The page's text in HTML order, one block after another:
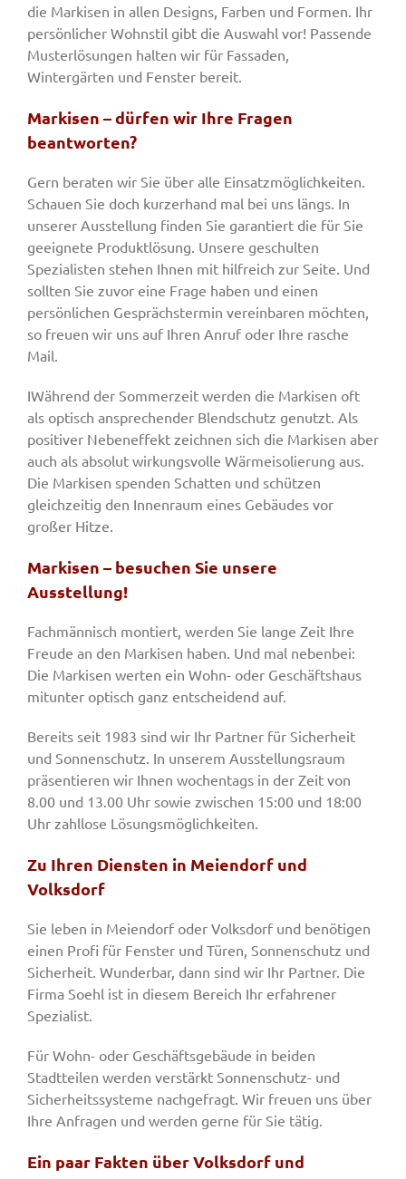
die Markisen in allen Designs, Farben und Formen. Ihr
persönlicher Wohnstil gibt die Auswahl vor! Passende
Musterlösungen halten wir für Fassaden,
Wintergärten und Fenster bereit.
Markisen – dürfen wir Ihre Fragen
beantworten?
Gern beraten wir Sie über alle Einsatzmöglichkeiten.
Schauen Sie doch kurzerhand mal bei uns längs. In
unserer Ausstellung finden Sie garantiert die für Sie
geeignete Produktlösung. Unsere geschulten
Spezialisten stehen Ihnen mit hilfreich zur Seite. Und
sollten Sie zuvor eine Frage haben und einen
persönlichen Gesprächstermin vereinbaren möchten,
so freuen wir uns auf Ihren Anruf oder Ihre rasche
Mail.
IWährend der Sommerzeit werden die Markisen oft
als optisch ansprechender Blendschutz genutzt. Als
positiver Nebeneffekt zeichnen sich die Markisen aber
auch als absolut wirkungsvolle Wärmeisolierung aus.
Die Markisen spenden Schatten und schützen
gleichzeitig den Innenraum eines Gebäudes vor
großer Hitze.
Markisen – besuchen Sie unsere
Ausstellung!
Fachmännisch montiert, werden Sie lange Zeit Ihre
Freude an den Markisen haben. Und mal nebenbei:
Die Markisen werten ein Wohn- oder Geschäftshaus
mitunter optisch ganz entscheidend auf.
Bereits seit 1983 sind wir Ihr Partner für Sicherheit
und Sonnenschutz. In unserem Ausstellungsraum
präsentieren wir Ihnen wochentags in der Zeit von
8.00 und 13.00 Uhr sowie zwischen 15:00 und 18:00
Uhr zahllose Lösungsmöglichkeiten.
Zu Ihren Diensten in Meiendorf und
Volksdorf
Sie leben in Meiendorf oder Volksdorf und benötigen
einen Profi für Fenster und Türen, Sonnenschutz und
Sicherheit. Wunderbar, dann sind wir Ihr Partner. Die
Firma Soehl ist in diesem Bereich Ihr erfahrener
Spezialist.
Für Wohn- oder Geschäftsgebäude in beiden
Stadtteilen werden verstärkt Sonnenschutz- und
Sicherheitssysteme nachgefragt. Wir freuen uns über
Ihre Anfragen und werden gerne für Sie tätig.
Ein paar Fakten über Volksdorf und